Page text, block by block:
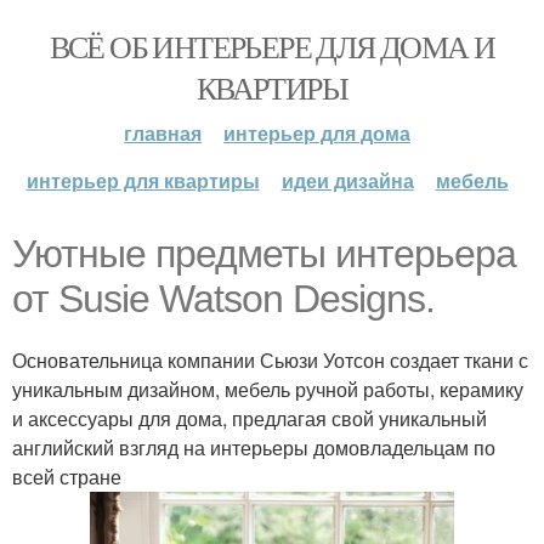
ВСЁ ОБ ИНТЕРЬЕРЕ ДЛЯ ДОМА И
КВАРТИРЫ
главная
интерьер для дома
интерьер для квартиры
идеи дизайна мебель
Уютные предметы интерьера
от Susie Watson Designs.
Основательница компании Сьюзи Уотсон создает ткани с
уникальным дизайном, мебель ручной работы, керамику
и аксессуары для дома, предлагая свой уникальный
английский взгляд на интерьеры домовладельцам по
всей стране